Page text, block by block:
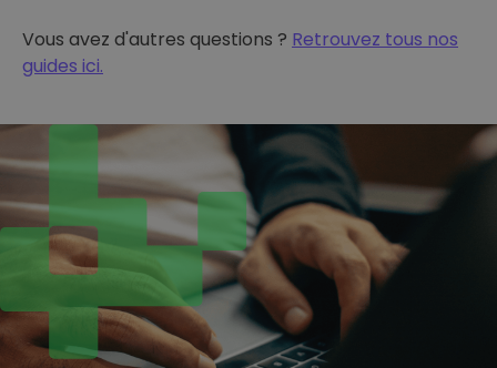
Vous avez d'autres questions ? Retrouvez tous nos
guides ici.